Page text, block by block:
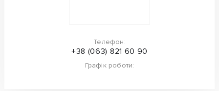
Телефон:
+38 (063) 821 60 90
Графік роботи: